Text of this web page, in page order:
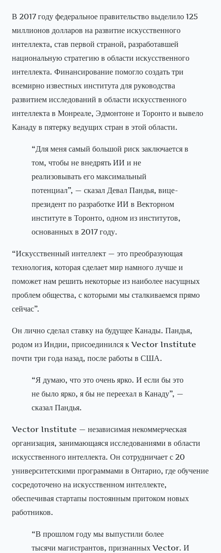
В 2017 году федеральное правительство выделило 125
миллионов долларов на развитие искусственного
интеллекта, став первой страной, разработавшей
национальную стратегию в области искусственного
интеллекта. Финансирование помогло создать три
всемирно известных института для руководства
развитием исследований в области искусственного
интеллекта в Монреале, Эдмонтоне и Торонто и вывело
Канаду в пятерку ведущих стран в этой области.
“Для меня самый большой риск заключается в
том, чтобы не внедрять ИИ и не
реализовывать его максимальный
потенциал”, — сказал Девал Пандья, вице-
президент по разработке ИИ в Векторном
институте в Торонто, одном из институтов,
основанных в 2017 году.
“Искусственный интеллект — это преобразующая
технология, которая сделает мир намного лучше и
поможет нам решить некоторые из наиболее насущных
проблем общества, с которыми мы сталкиваемся прямо
сейчас”.
Он лично сделал ставку на будущее Канады. Пандья,
родом из Индии, присоединился к Vector Institute
почти три года назад, после работы в США.
“Я думаю, что это очень ярко. И если бы это
не было ярко, я бы не переехал в Канаду”, —
сказал Пандья.
Vector Institute — независимая некоммерческая
организация, занимающаяся исследованиями в области
искусственного интеллекта. Он сотрудничает с 20
университетскими программами в Онтарио, где обучение
сосредоточено на искусственном интеллекте,
обеспечивая стартапы постоянным притоком новых
работников.
“В прошлом году мы выпустили более
тысячи магистрантов, признанных Vector. И